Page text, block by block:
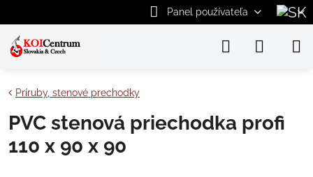
Panel používateľa
Príruby, stenové prechodky
PVC stenová priechodka profi
110 x 90 x 90